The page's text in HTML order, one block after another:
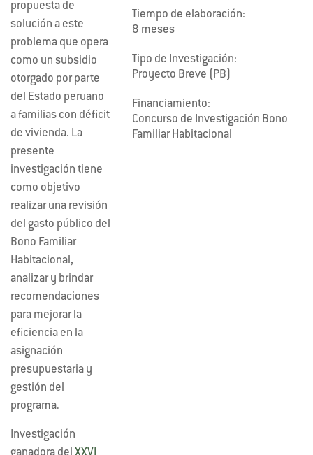
propuesta de
solución a este
problema que opera
como un subsidio
otorgado por parte
del Estado peruano
a familias con déficit
de vivienda. La
presente
investigación tiene
como objetivo
realizar una revisión
del gasto público del
Bono Familiar
Habitacional,
analizar y brindar
recomendaciones
para mejorar la
eficiencia en la
asignación
presupuestaria y
gestión del
programa.
Investigación
Tiempo de elaboración:
8 meses
Tipo de Investigación:
Proyecto Breve (PB)
Financiamiento:
Concurso de Investigación Bono
Familiar Habitacional